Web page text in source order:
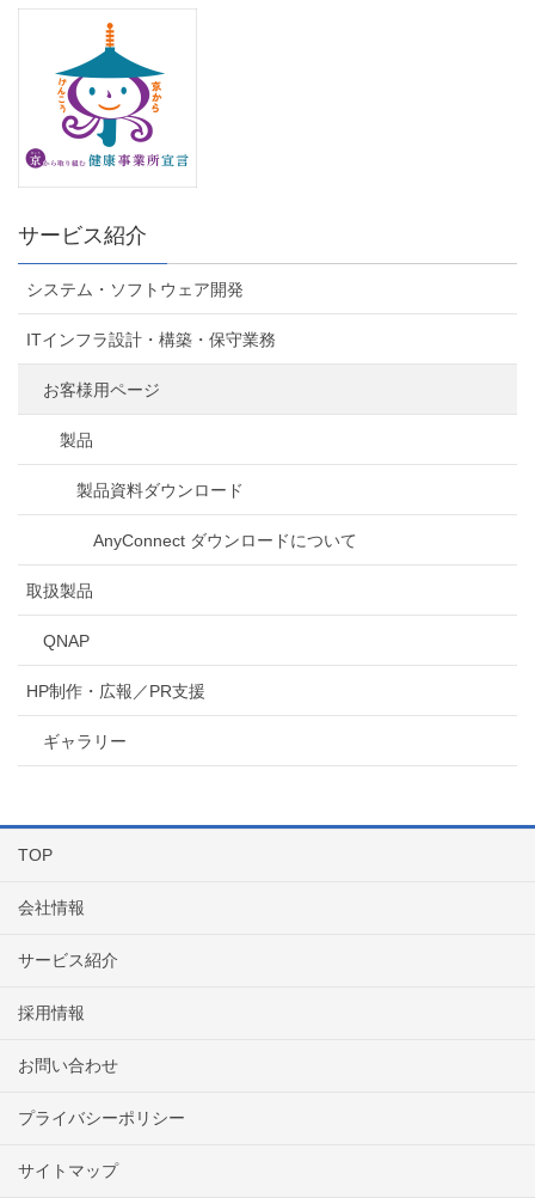
サービス紹介
システム・ソフトウェア開発
ITインフラ設計・構築・保守業務
お客様用ページ
製品
製品資料ダウンロード
AnyConnect ダウンロードについて
取扱製品
QNAP
HP制作・広報／PR支援
ギャラリー
TOP
会社情報
サービス紹介
採用情報
お問い合わせ
プライバシーポリシー
サイトマップ